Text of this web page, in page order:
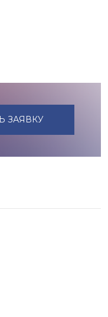
ЗАЯВКУ